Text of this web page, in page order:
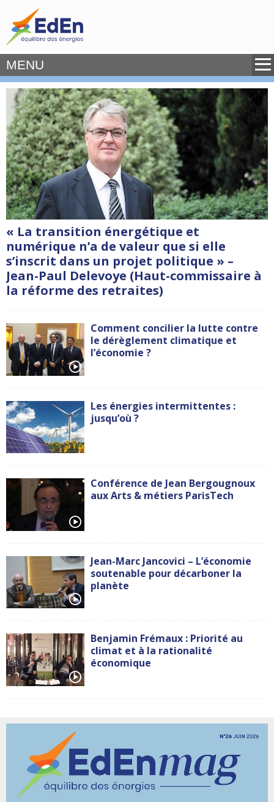
MENU
« La transition énergétique et
numérique n’a de valeur que si elle
s’inscrit dans un projet politique » –
Jean-Paul Delevoye (Haut-commissaire à
la réforme des retraites)
Comment concilier la lutte contre
le dérèglement climatique et
l’économie ?
Les énergies intermittentes :
jusqu’où ?
Conférence de Jean Bergougnoux
aux Arts & métiers ParisTech
Jean-Marc Jancovici – L’économie
soutenable pour décarboner la
planète
Benjamin Frémaux : Priorité au
climat et à la rationalité
économique